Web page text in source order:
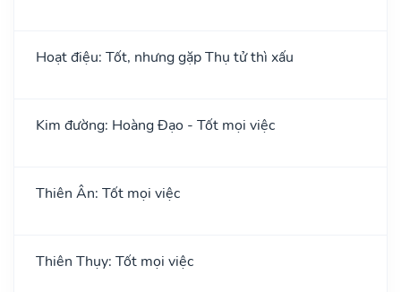
Hoạt điệu: Tốt, nhưng gặp Thụ tử thì xấu
Kim đường: Hoàng Đạo - Tốt mọi việc
Thiên Ân: Tốt mọi việc
Thiên Thụy: Tốt mọi việc